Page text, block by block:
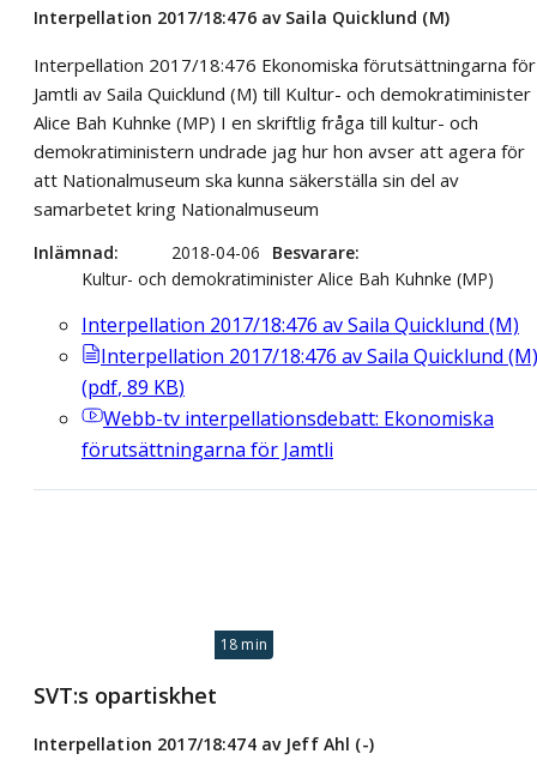
Interpellation 2017/18:476 av Saila Quicklund (M)
Interpellation 2017/18:476 Ekonomiska förutsättningarna för
Jamtli av Saila Quicklund (M) till Kultur- och demokratiminister
Alice Bah Kuhnke (MP) I en skriftlig fråga till kultur- och
demokratiministern undrade jag hur hon avser att agera för
att Nationalmuseum ska kunna säkerställa sin del av
samarbetet kring Nationalmuseum
Inlämnad 2018-04-06
Besvarare
Kultur- och demokratiminister Alice Bah Kuhnke (MP)
Interpellation 2017/18:476 av Saila Quicklund (M)
Interpellation 2017/18:476 av Saila Quicklund (M)
(pdf, 89 KB)
Webb-tv interpellationsdebatt: Ekonomiska
förutsättningarna för Jamtli
18 min
SVT:s opartiskhet
Interpellation 2017/18:474 av Jeff Ahl (-)